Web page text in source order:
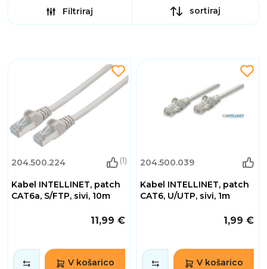
Filtriraj sortiraj
204.500.224 (1)
Kabel INTELLINET, patch
CAT6a, S/FTP, sivi, 10m
11,99 €
V košarico
204.500.039
Kabel INTELLINET, patch
CAT6, U/UTP, sivi, 1m
1,99 €
V košarico